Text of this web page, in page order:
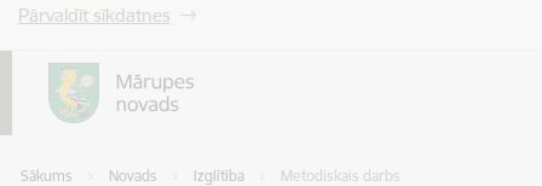
Pārvaldīt sīkdatnes
Sākums Novads Izglītība Metodiskais darbs